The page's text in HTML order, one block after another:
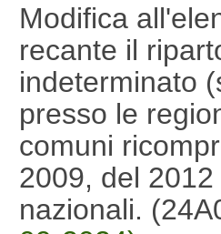
Modifica
recante il
indeterminato
presso le
comuni
2009, del
nazionali.